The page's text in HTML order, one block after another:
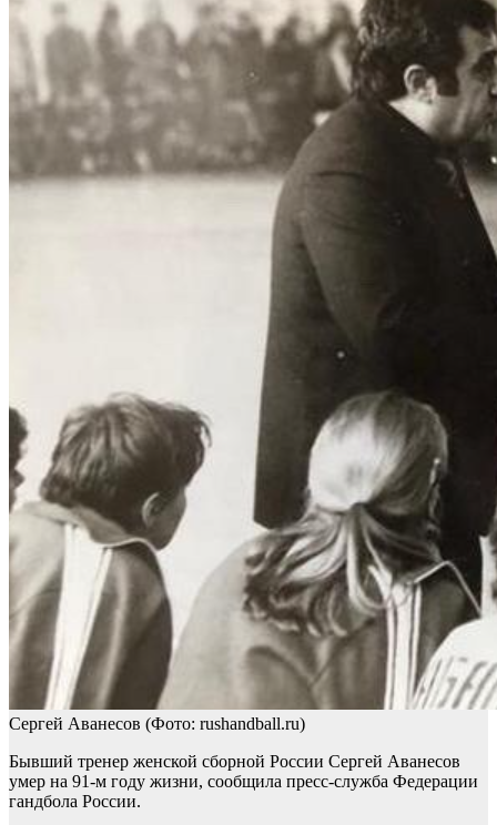
Сергей Аванесов (Фото: rushandball.ru)
Бывший тренер женской сборной России Сергей Аванесов
умер на 91-м году жизни, сообщила пресс-служба Федерации
гандбола России.